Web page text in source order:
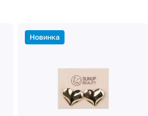
Новинка